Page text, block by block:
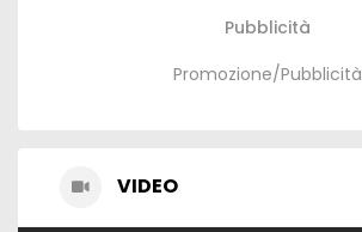
Pubblicità
Promozione/Pubblicità
VIDEO